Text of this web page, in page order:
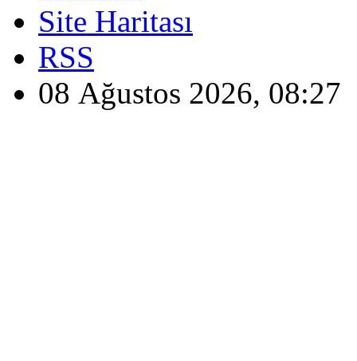
Site Haritası
RSS
08 Ağustos 2026, 08:27